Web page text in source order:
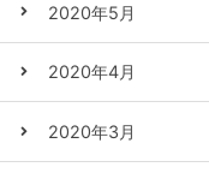
2020年5月
2020年4月
2020年3月